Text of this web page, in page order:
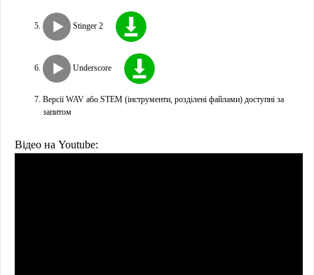
Stinger 2
Underscore
Версії WAV або STEM (інструменти, розділені файлами) доступні за
запитом
Відео на Youtube: